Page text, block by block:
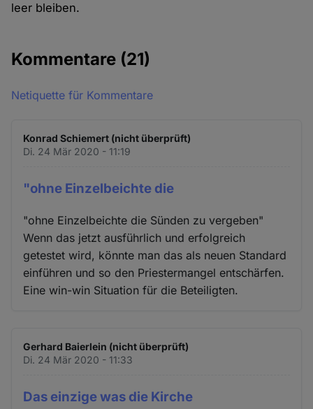
leer bleiben.
Kommentare (21)
Netiquette für Kommentare
Konrad Schiemert (nicht überprüft)
Di. 24 Mär 2020 - 11:19
"ohne Einzelbeichte die
"ohne Einzelbeichte die Sünden zu vergeben"
Wenn das jetzt ausführlich und erfolgreich
getestet wird, könnte man das als neuen Standard
einführen und so den Priestermangel entschärfen.
Eine win-win Situation für die Beteiligten.
Gerhard Baierlein (nicht überprüft)
Di. 24 Mär 2020 - 11:33
Das einzige was die Kirche